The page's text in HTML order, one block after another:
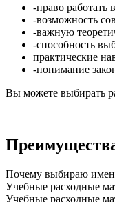
-право
-возможность
-важную
-способность
практические
-понимание
Вы можете выбирать
Почему выбираю
Учебные расходные
Учебные расходные